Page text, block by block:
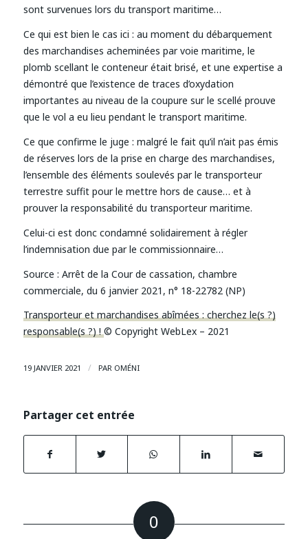
sont survenues lors du transport maritime…
Ce qui est bien le cas ici : au moment du débarquement
des marchandises acheminées par voie maritime, le
plomb scellant le conteneur était brisé, et une expertise a
démontré que l’existence de traces d’oxydation
importantes au niveau de la coupure sur le scellé prouve
que le vol a eu lieu pendant le transport maritime.
Ce que confirme le juge : malgré le fait qu’il n’ait pas émis
de réserves lors de la prise en charge des marchandises,
l’ensemble des éléments soulevés par le transporteur
terrestre suffit pour le mettre hors de cause… et à
prouver la responsabilité du transporteur maritime.
Celui-ci est donc condamné solidairement à régler
l’indemnisation due par le commissionnaire…
Source : Arrêt de la Cour de cassation, chambre
commerciale, du 6 janvier 2021, n° 18-22782 (NP)
Transporteur et marchandises abîmées : cherchez le(s ?)
responsable(s ?) !© Copyright WebLex – 2021
19 JANVIER 2021 / PAR OMÉNI
Partager cet entrée
0